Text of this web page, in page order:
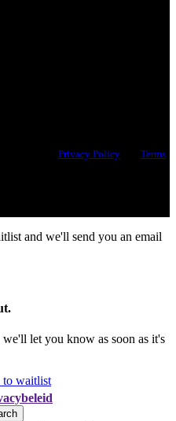
Privacy Policy
Terms
and we'll send you an email
let you know as soon as it's
waitlist